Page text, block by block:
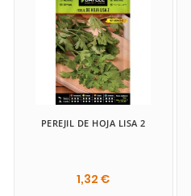
PEREJIL DE HOJA LISA 2
1,32 €